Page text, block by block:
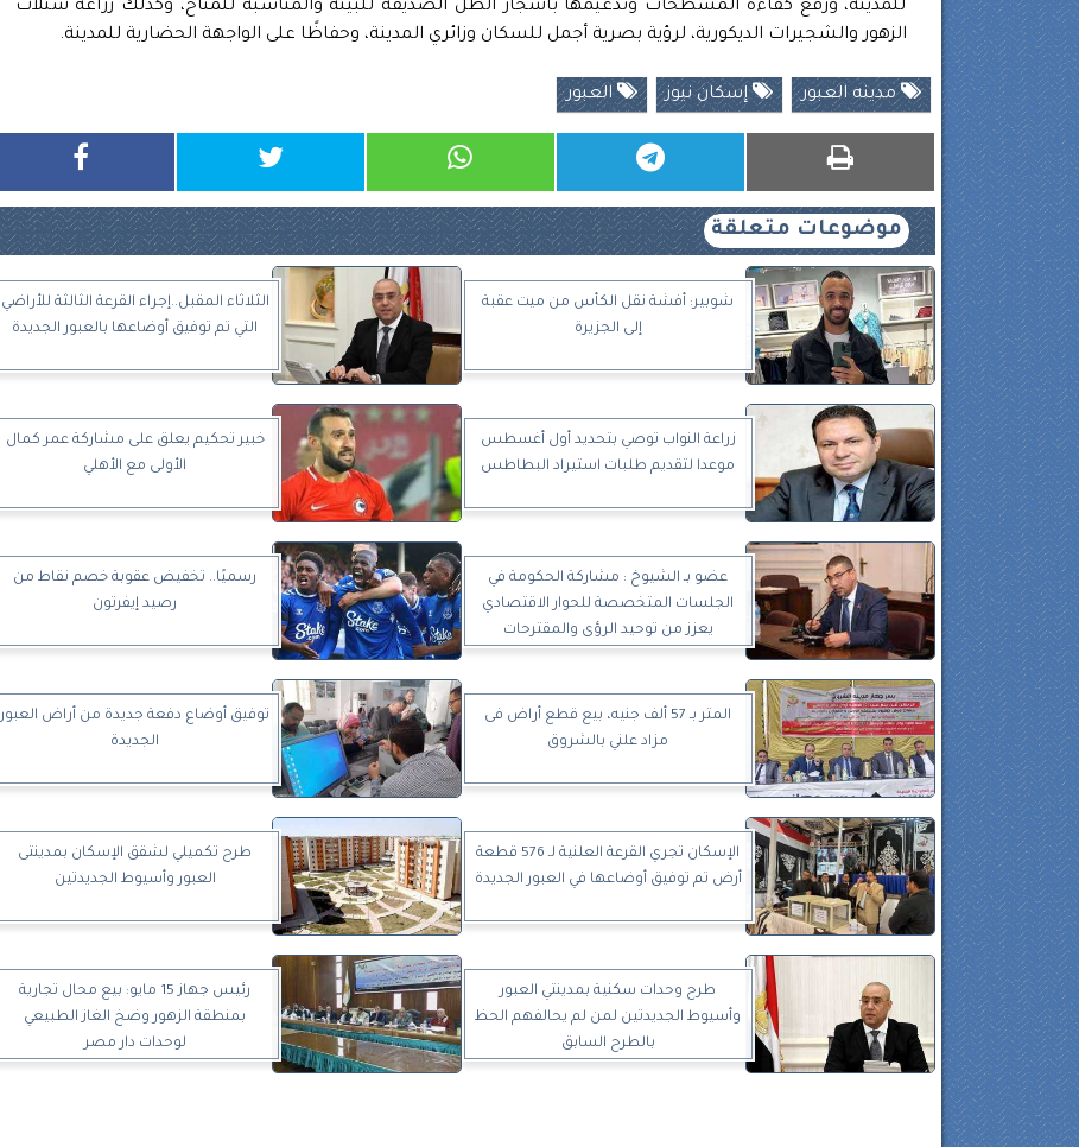
للمدينة، ورفع كفاءة المسطحات وتدعيمها بأشجار الظل الصديقة للبيئة والمناسبة للمناخ، وكذلك زراعة شتلات
الزهور والشجيرات الديكورية، لرؤية بصرية أجمل للسكان وزائري المدينة، وحفاظًا على الواجهة الحضارية للمدينة.
مدينه العبور إسكان نيوز العبور
موضوعات متعلقة
شوبير: أفشة نقل الكأس من ميت عقبة
إلى الجزيرة
الثلاثاء المقبل..إجراء القرعة الثالثة للأراضي
التي تم توفيق أوضاعها بالعبور الجديدة
زراعة النواب توصي بتحديد أول أغسطس
موعدا لتقديم طلبات استيراد البطاطس
خبير تحكيم يعلق على مشاركة عمر كمال
الأولى مع الأهلي
عضو بـ الشيوخ : مشاركة الحكومة في
الجلسات المتخصصة للحوار الاقتصادي
يعزز من توحيد الرؤى والمقترحات
رسميًا.. تخفيض عقوبة خصم نقاط من
رصيد إيفرتون
المتر بـ 57 ألف جنيه، بيع قطع أراض فى
مزاد علني بالشروق
توفيق أوضاع دفعة جديدة من أراض العبور
الجديدة
الإسكان تجري القرعة العلنية لـ 576 قطعة
أرض تم توفيق أوضاعها في العبور الجديدة
طرح تكميلي لشقق الإسكان بمدينتى
العبور وأسيوط الجديدتين
طرح وحدات سكنية بمدينتي العبور
وأسيوط الجديدتين لمن لم يحالفهم الحظ
بالطرح السابق
رئيس جهاز 15 مايو: بيع محال تجارية
بمنطقة الزهور وضخ الغاز الطبيعي
لوحدات دار مصر